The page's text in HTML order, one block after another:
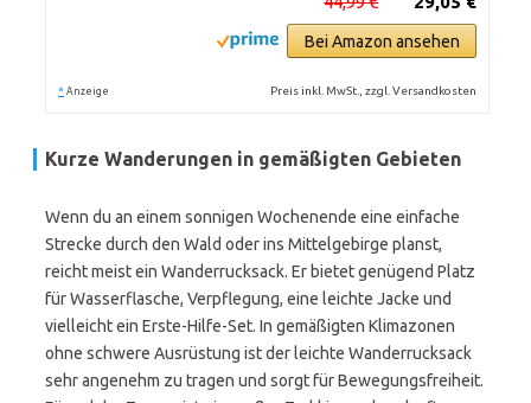
Bei Amazon ansehen
* Anzeige Preis inkl. MwSt., zzgl. Versandkosten
Kurze Wanderungen in gemäßigten Gebieten
Wenn du an einem sonnigen Wochenende eine einfache
Strecke durch den Wald oder ins Mittelgebirge planst,
reicht meist ein Wanderrucksack. Er bietet genügend Platz
für Wasserflasche, Verpflegung, eine leichte Jacke und
vielleicht ein Erste-Hilfe-Set. In gemäßigten Klimazonen
ohne schwere Ausrüstung ist der leichte Wanderrucksack
sehr angenehm zu tragen und sorgt für Bewegungsfreiheit.